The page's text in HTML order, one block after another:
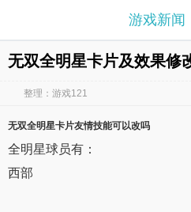
游戏新闻
无双全明星卡片及效果修
整理：游戏121
无双全明星卡片友情技能可以改吗
全明星球员有：
西部